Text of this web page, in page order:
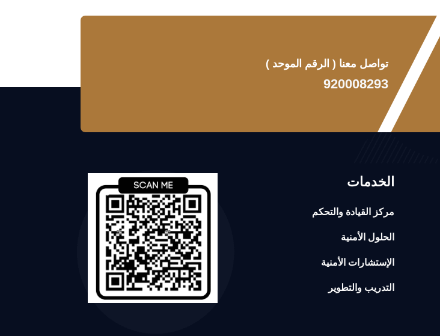
تواصل معنا ( الرقم الموحد )
920008293
الخدمات
مركز القيادة والتحكم
الحلول الأمنية
الإستشارات الأمنية
التدريب والتطوير